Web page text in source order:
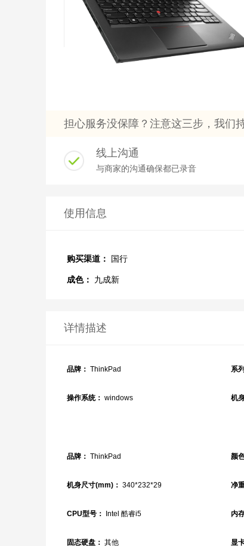
担心服务没保障？注意这三步，我们
线上沟通
与商家的沟通确保都已录音
使用信息
购买渠道： 国行
成色： 九成新
详情描述
品牌： ThinkPad 系
操作系统： windows 机
品牌： ThinkPad 颜
机身尺寸(mm)： 340*232*29 净
CPU型号： Intel 酷睿i5 内
固态硬盘： 其他 显